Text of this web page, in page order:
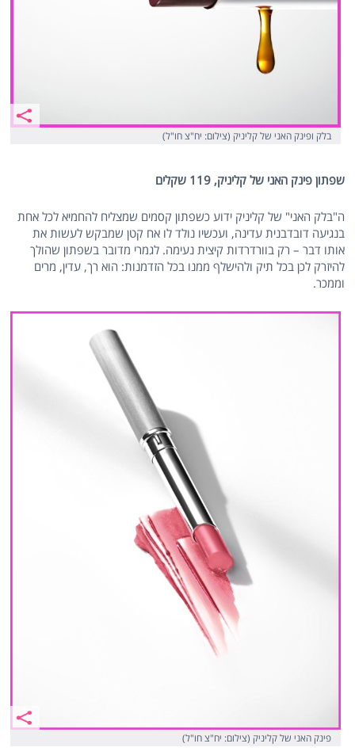
בלק ופינק האני של קליניק (צילום: יח"צ חו"ל)
שפתון פינק האני של קליניק, 119 שקלים
ה"בלק האני" של קליניק ידוע כשפתון קסמים שמצליח להחמיא לכל אחת
בנגיעה דובדבנית עדינה, ועכשיו נולד לו אח קטן שמבקש לעשות את
אותו דבר – רק בוורדרדות קיצית נעימה. לגמרי מדובר בשפתון שהולך
להיזרק לכן בכל תיק ולהישלף ממנו בכל הזדמנות: הוא רך, עדין, מרים
וממכר.
פינק האני של קליניק (צילום: יח"צ חו"ל)